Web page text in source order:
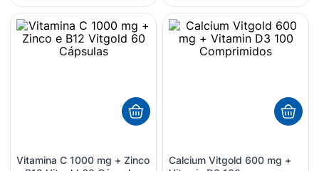
Vitamina C 1000 mg + Zinco
Calcium Vitgold 600 mg +